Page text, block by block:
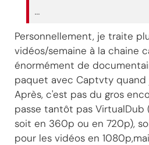
...
Personnellement, je traite
vidéos/semaine à la chaine
énormément de
paquet avec Captvty quand
Après, c'est pas du gros
passe tantôt pas VirtualDub
soit en 360p ou en 720p),
pour les vidéos en